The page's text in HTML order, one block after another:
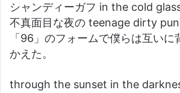
シャンディーガフ in the cold
不真面目な夜の teenage dirty
「96」のフォームで僕らは互いに
かえた。
through the sunset in the